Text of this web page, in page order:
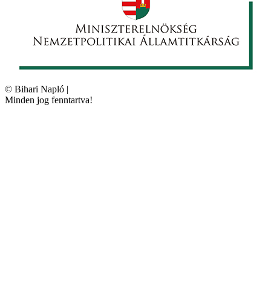
© Bihari Napló |
Minden jog fenntartva!